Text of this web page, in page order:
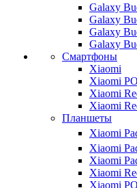
Galaxy
Galaxy
Galaxy
Galaxy
Смартфоны
Xiaomi
Xiaomi
Xiaomi
Xiaomi
Планшеты
Xiaomi
Xiaomi
Xiaomi
Xiaomi
Xiaomi